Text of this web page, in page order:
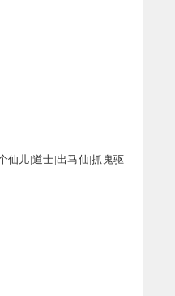
仙儿|道士|出马仙|抓鬼驱